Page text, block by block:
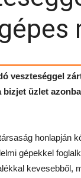
veszteséggel
üzlet
honlapján
gépekkel
kevesebből,